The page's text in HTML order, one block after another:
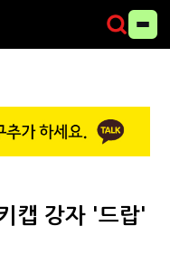
캡 강자 '드랍'